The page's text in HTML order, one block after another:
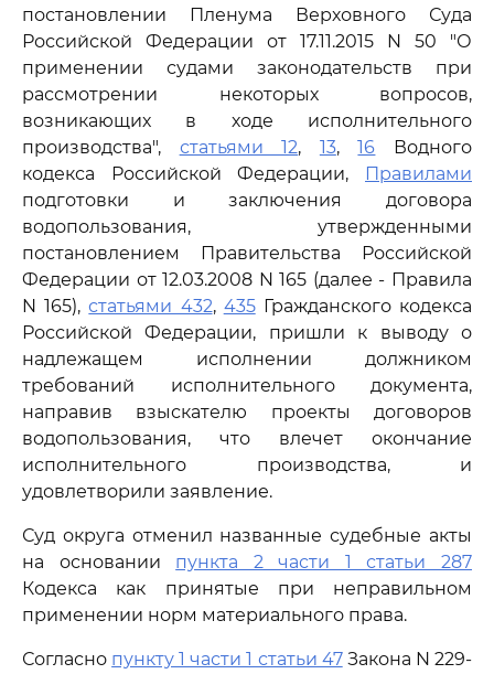
постановлении Пленума Верховного Суда
Российской Федерации от 17.11.2015 N 50 "О
применении судами законодательств при
рассмотрении некоторых вопросов,
возникающих в ходе исполнительного
производства", статьями 12, 13,16 Водного
кодекса Российской Федерации,
Правилами
подготовки и заключения договора
водопользования, утвержденными
постановлением Правительства Российской
Федерации от 12.03.2008 N 165 (далее - Правила
N 165),статьями 432, 435Гражданского кодекса
Российской Федерации, пришли к выводу о
надлежащем исполнении должником
требований исполнительного документа,
направив взыскателю проекты договоров
водопользования, что влечет окончание
исполнительного производства, и
удовлетворили заявление.
Суд округа отменил названные судебные акты
на основании пункта 2 части 1 статьи 287
Кодекса как принятые при неправильном
применении норм материального права.
Согласно пункту 1 части 1 статьи 47Закона N 229-